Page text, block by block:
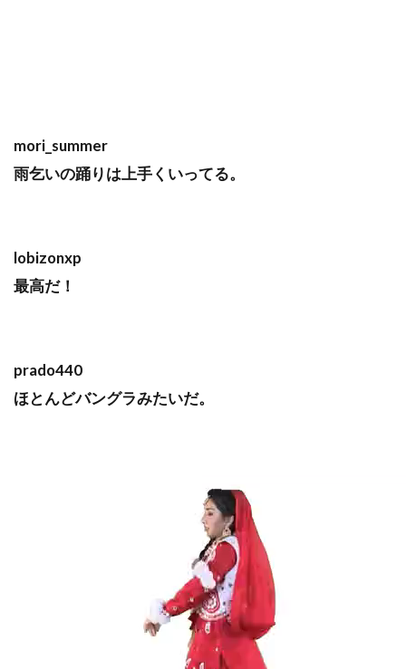
mori_summer
雨乞いの踊りは上手くいってる。
lobizonxp
最高だ！
prado440
ほとんどバングラみたいだ。